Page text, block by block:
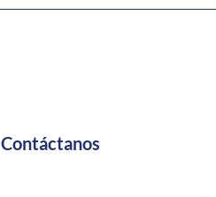
Contáctanos